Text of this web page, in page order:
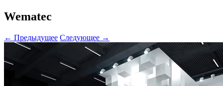
Wematec
← Предыдущее Следующее →